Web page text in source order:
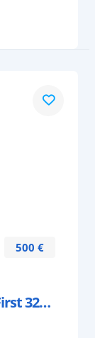
500 €
SOLENT enrouleur BMSails (First 32s5)